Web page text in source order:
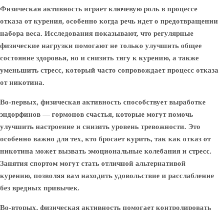
Физическая активность играет ключевую роль в процессе
отказа от курения, особенно когда речь идет о предотвращении
набора веса. Исследования показывают, что регулярные
физические нагрузки помогают не только улучшить общее
состояние здоровья, но и снизить тягу к курению, а также
уменьшить стресс, который часто сопровождает процесс отказа
от никотина.
Во-первых, физическая активность способствует выработке
эндорфинов — гормонов счастья, которые могут помочь
улучшить настроение и снизить уровень тревожности. Это
особенно важно для тех, кто бросает курить, так как отказ от
никотина может вызвать эмоциональные колебания и стресс.
Занятия спортом могут стать отличной альтернативой
курению, позволяя вам находить удовольствие и расслабление
без вредных привычек.
Во-вторых, физическая активность помогает контролировать